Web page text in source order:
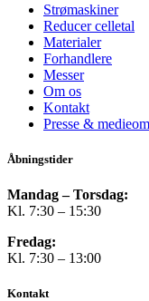
Strømaskiner
Reducer celletal
Materialer
Forhandlere
Messer
Om os
Kontakt
Presse &
Åbningstider
Mandag – Torsdag:
Kl. 7:30 – 15:30
Fredag:
Kl. 7:30 – 13:00
Kontakt